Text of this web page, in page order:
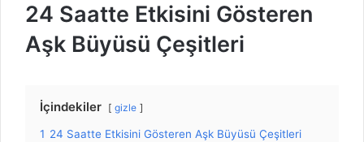
24 Saatte Etkisini Gösteren
Aşk Büyüsü Çeşitleri
İçindekiler gizle
1 24 Saatte Etkisini Gösteren Aşk Büyüsü Çeşitleri